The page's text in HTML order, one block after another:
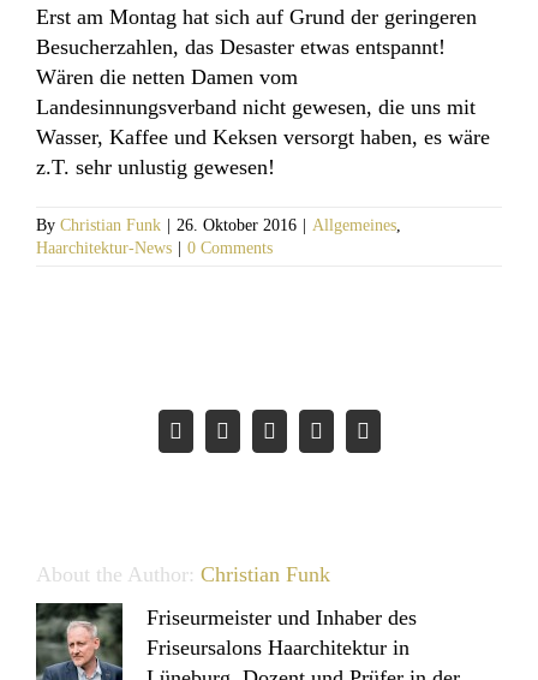
Erst am Montag hat sich auf Grund der geringeren
Besucherzahlen, das Desaster etwas entspannt!
Wären die netten Damen vom
Landesinnungsverband nicht gewesen, die uns mit
Wasser, Kaffee und Keksen versorgt haben, es wäre
z.T. sehr unlustig gewesen!
By Christian Funk | 26. Oktober 2016 | Allgemeines
Haarchitektur-News | 0 Comments
FacebookTwitterLinkedInPinterestEmail
About the Author: Christian Funk
Friseurmeister und Inhaber des
Friseursalons Haarchitektur in